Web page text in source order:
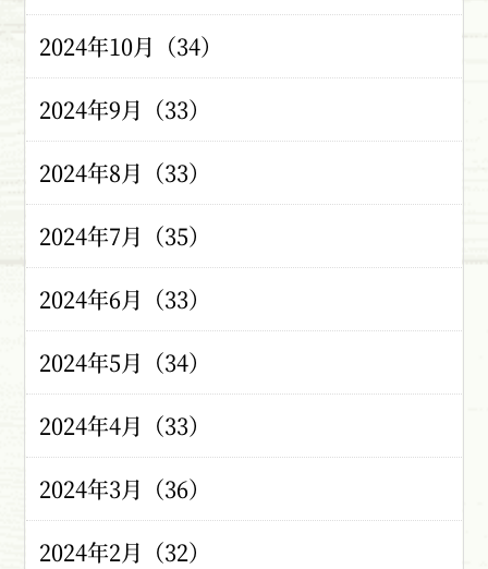
2024年10月（34）
2024年9月（33）
2024年8月（33）
2024年7月（35）
2024年6月（33）
2024年5月（34）
2024年4月（33）
2024年3月（36）
2024年2月（32）